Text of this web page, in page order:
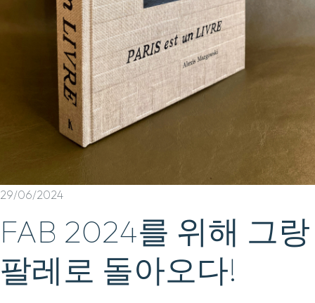
29/06/2024
FAB 2024를 위해 그랑
팔레로 돌아오다!